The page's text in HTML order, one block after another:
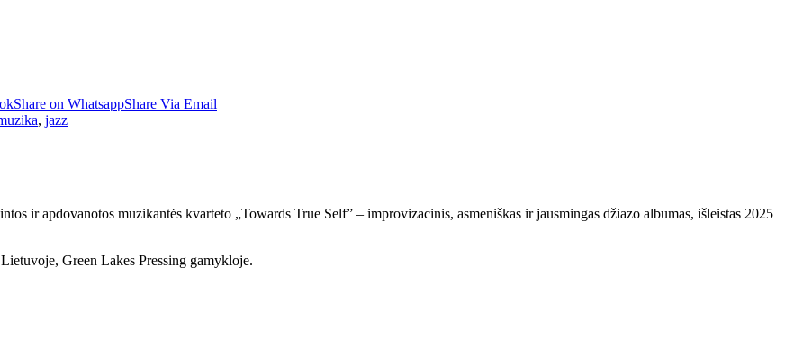
Share on WhatsappShare Via Email
, jazz
ir apdovanotos muzikantės kvarteto „Towards True Self” – improvizacinis, asmeniškas ir jausmingas džiazo albumas, išleistas 2025
Green Lakes Pressing gamykloje.